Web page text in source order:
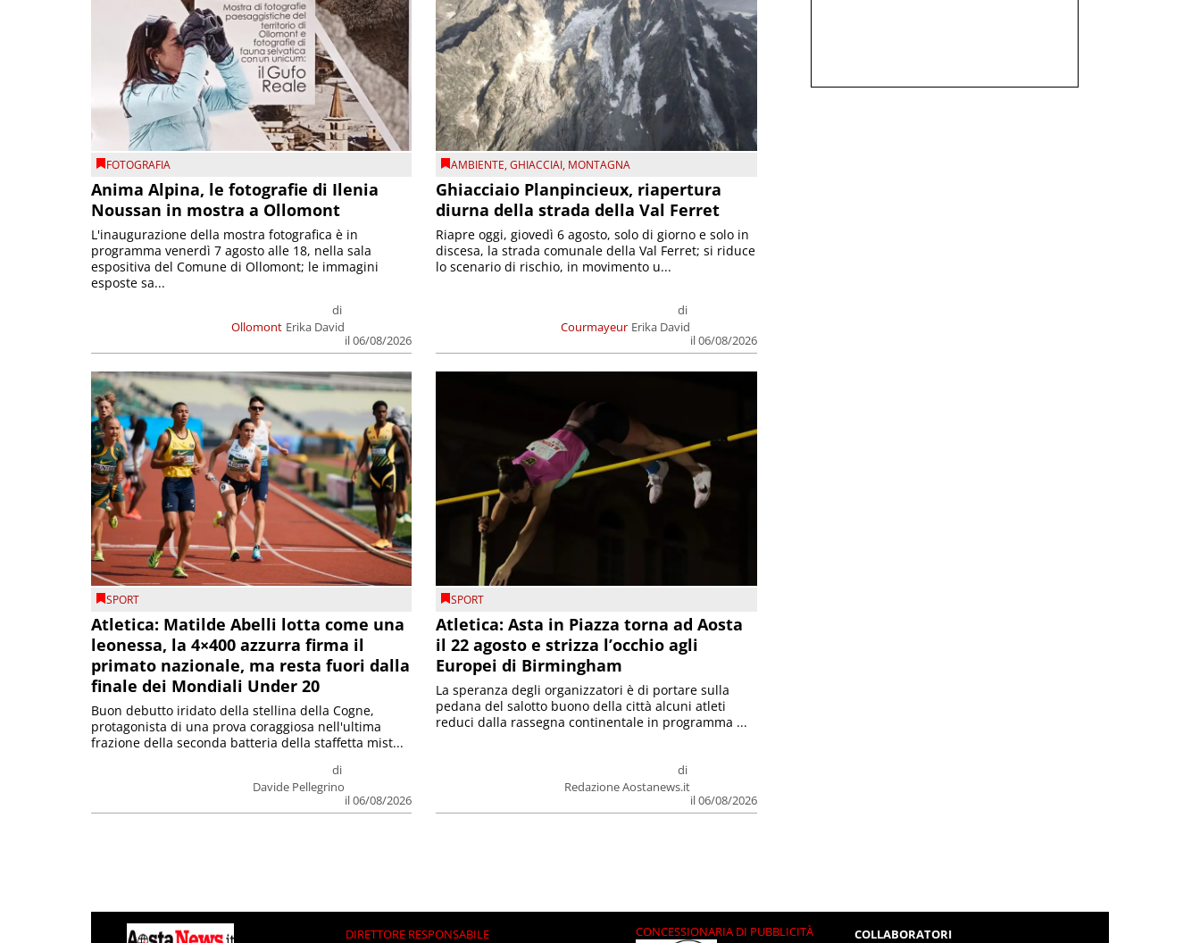
FOTOGRAFIA
Anima Alpina, le fotografie di Ilenia
Noussan in mostra a Ollomont
Ollomont
di
Erika David
il 06/08/2026
L'inaugurazione della mostra fotografica è in
programma venerdì 7 agosto alle 18, nella sala
espositiva del Comune di Ollomont; le immagini
esposte sa...
AMBIENTE,GHIACCIAI, MONTAGNA
Ghiacciaio Planpincieux, riapertura
diurna della strada della Val Ferret
Courmayeur
di
Erika David
il 06/08/2026
Riapre oggi, giovedì 6 agosto, solo di giorno e solo in
discesa, la strada comunale della Val Ferret; si riduce
lo scenario di rischio, in movimento u...
SPORT
Atletica: Matilde Abelli lotta come una
leonessa, la 4×400 azzurra firma il
primato nazionale, ma resta fuori dalla
finale dei Mondiali Under 20
di
Davide Pellegrino
il 06/08/2026
Buon debutto iridato della stellina della Cogne,
protagonista di una prova coraggiosa nell'ultima
frazione della seconda batteria della staffetta mist...
SPORT
Atletica: Asta in Piazza torna ad Aosta
il 22 agosto e strizza l’occhio agli
Europei di Birmingham
di
Redazione Aostanews.it
il 06/08/2026
La speranza degli organizzatori è di portare sulla
pedana del salotto buono della città alcuni atleti
reduci dalla rassegna continentale in programma ...
DIRETTORE RESPONSABILE CONCESSIONARIA DI PUBBLICITÀ COLLABORATORI